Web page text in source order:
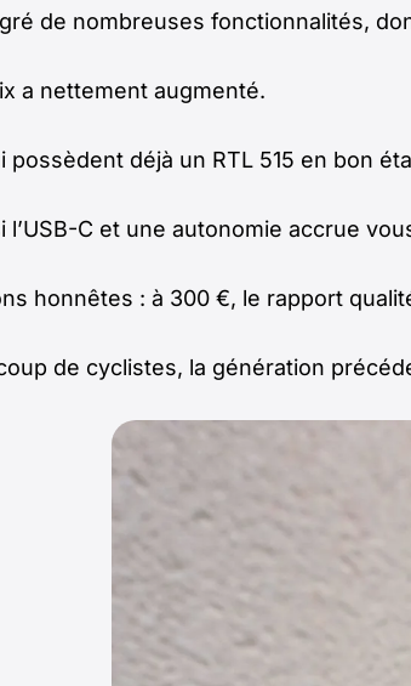
de nombreuses fonctionnalités,
a nettement augmenté.
possèdent déjà un RTL 515 en bon
l’USB-C et une autonomie accrue
honnêtes : à 300 €, le rapport
de cyclistes, la génération